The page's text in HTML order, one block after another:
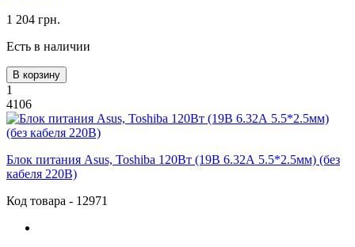
1 204 грн.
Есть в наличии
В корзину
1
4106
Блок питания Asus, Toshiba 120Вт (19В 6.32А 5.5*2.5мм) (без
кабеля 220В)
Код товара - 12971